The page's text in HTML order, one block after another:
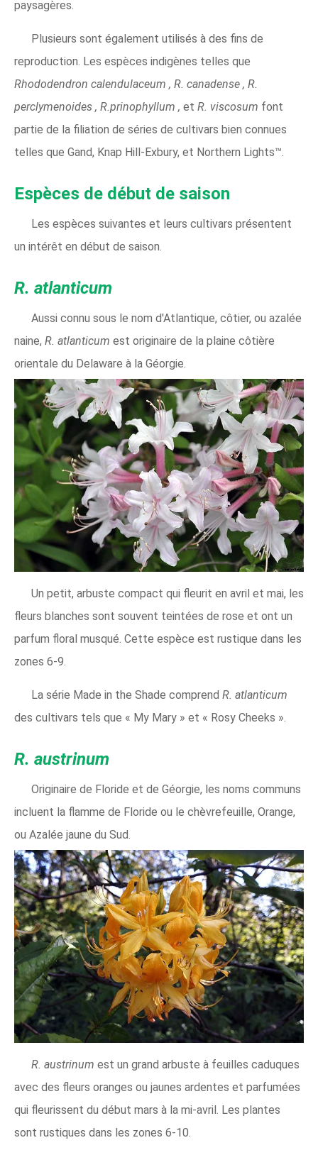
paysagères.
Plusieurs sont également utilisés à des fins de
reproduction. Les espèces indigènes telles que
Rhododendron calendulaceum , R. canadense , R.
perclymenoides , R.prinophyllum , et R. viscosum font
partie de la filiation de séries de cultivars bien connues
telles que Gand, Knap Hill-Exbury, et Northern Lights™.
Espèces de début de saison
Les espèces suivantes et leurs cultivars présentent
un intérêt en début de saison.
R. atlanticum
Aussi connu sous le nom d'Atlantique, côtier, ou azalée
naine, R. atlanticum est originaire de la plaine côtière
orientale du Delaware à la Géorgie.
Un petit, arbuste compact qui fleurit en avril et mai, les
fleurs blanches sont souvent teintées de rose et ont un
parfum floral musqué. Cette espèce est rustique dans les
zones 6-9.
La série Made in the Shade comprend R. atlanticum
des cultivars tels que « My Mary » et « Rosy Cheeks ».
R. austrinum
Originaire de Floride et de Géorgie, les noms communs
incluent la flamme de Floride ou le chèvrefeuille, Orange,
ou Azalée jaune du Sud.
R. austrinum est un grand arbuste à feuilles caduques
avec des fleurs oranges ou jaunes ardentes et parfumées
qui fleurissent du début mars à la mi-avril. Les plantes
sont rustiques dans les zones 6-10.